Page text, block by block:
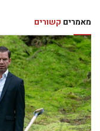
מאמרים קשורים